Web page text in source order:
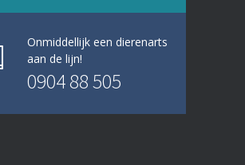
Onmiddellijk een dierenarts
aan de lijn!
0904 88 505